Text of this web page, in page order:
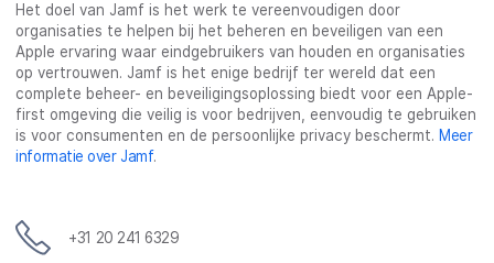
b
o
o
k
t
e
e
d
I
n
a
i
l
Het doel van Jamf is het werk te vereenvoudigen door
organisaties te helpen bij het beheren en beveiligen van een
Apple ervaring waar eindgebruikers van houden en organisaties
op vertrouwen. Jamf is het enige bedrijf ter wereld dat een
complete beheer- en beveiligingsoplossing biedt voor een Apple-
first omgeving die veilig is voor bedrijven, eenvoudig te gebruiken
is voor consumenten en de persoonlijke privacy beschermt. Meer
informatie over Jamf.
+31 20 241 6329